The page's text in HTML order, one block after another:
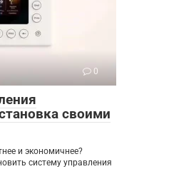
0
своими
и экономичнее?
систему управления